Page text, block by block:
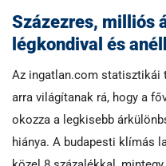
Százezres, milliós
légkondival és
Az ingatlan.com statisztikái
arra világítanak rá, hogy a
okozza a legkisebb
hiánya. A budapesti klímás